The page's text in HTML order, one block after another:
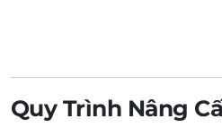
Quy Trình Nâng